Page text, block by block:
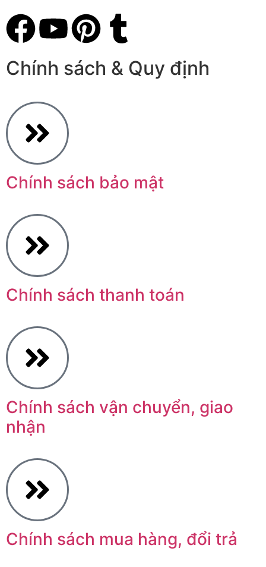
Chính sách & Quy định
Chính sách bảo mật
Chính sách thanh toán
Chính sách vận chuyển, giao
nhận
Chính sách mua hàng, đổi trả